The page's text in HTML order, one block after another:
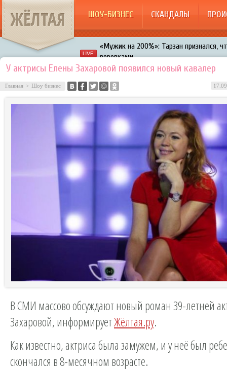
ЖЁЛТАЯ ШОУ-БИЗНЕС СКАНДАЛЫ
«Мужик на 200%»: Тарзан признался,
воровками
Галкин променял Дроботенко на
Расстались Энрике Иглесиас и Анна
Авербух зарождает в Бузовой новый
У актрисы Елены Захаровой появился новый кавалер
Главная > Шоу бизнес
В СМИ массово обсуждают новый роман 39-летней
Захаровой, информируетЖёлтая.ру.
Как известно, актриса была замужем, и у неё был
скончался в 8-месячном возрасте.